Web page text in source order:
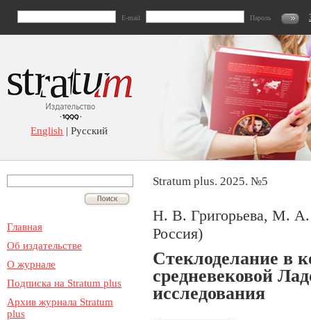
E-mail Пароль
English | Русский
Главная
Об издательстве
О журнале
Подписка на Stratum plus
Архив журнала Stratum
plus
Stratum plus. 2025. №5
Н. В. Григорьева, М. А.
Россия)
Стеклоделание в
средневековой
исследования